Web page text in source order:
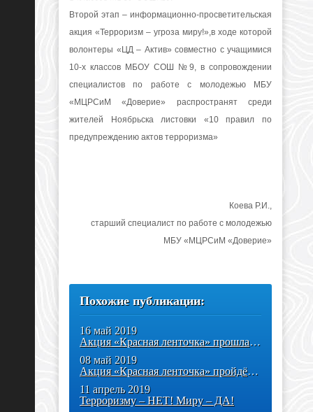
Второй этап – информационно-просветительская
акция «Терроризм – угроза миру!»,в ходе которой
волонтеры «ЦД – Актив» совместно с учащимися
10-х классов МБОУ СОШ №9, в сопровождении
специалистов по работе с молодежью МБУ
«МЦРСиМ «Доверие» распространят среди
жителей Ноябрьска листовки «10 правил по
предупреждению актов терроризма»
Коева Р.И.,
старший специалист по работе с молодежью
МБУ «МЦРСиМ «Доверие»
Похожие публикации:
16 май 2019
Акция «Красная ленточка» прошла в Ноябрьске
08 май 2019
Акция «Красная ленточка» пройдёт в Ноябрьске
11 апрель 2019
Терроризму – НЕТ! Миру – ДА!